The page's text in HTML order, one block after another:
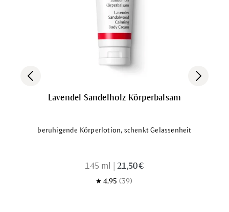
Lavendel Sandelholz Körperbalsam
beruhigende Körperlotion, schenkt Gelassenheit
145 ml 21,50 €
4.95 (39)